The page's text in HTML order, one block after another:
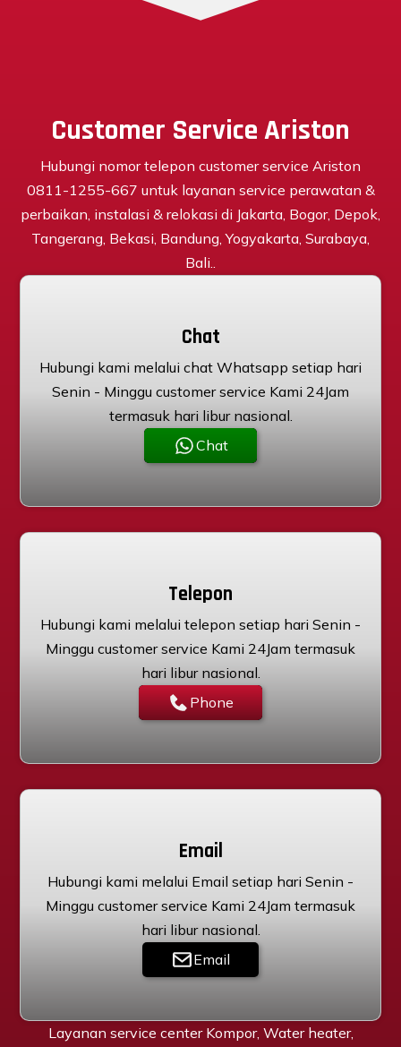
Customer Service Ariston
Hubungi nomor telepon customer service Ariston
0811-1255-667 untuk layanan service perawatan &
perbaikan, instalasi & relokasi di Jakarta, Bogor, Depok,
Tangerang, Bekasi, Bandung, Yogyakarta, Surabaya,
Bali..
Chat
Hubungi kami melalui chat Whatsapp setiap hari
Senin - Minggu customer service Kami 24Jam
termasuk hari libur nasional.
Chat
Telepon
Hubungi kami melalui telepon setiap hari Senin -
Minggu customer service Kami 24Jam termasuk
hari libur nasional.
Phone
Email
Hubungi kami melalui Email setiap hari Senin -
Minggu customer service Kami 24Jam termasuk
hari libur nasional.
Email
Layanan service center Kompor, Water heater,